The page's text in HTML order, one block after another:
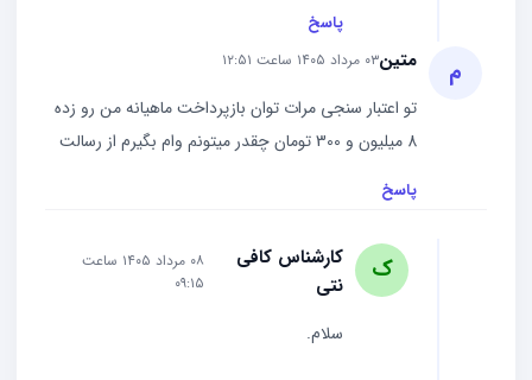
پاسخ
م متین۰۳ مرداد ۱۴۰۵ ساعت ۱۲:۵۱
تو اعتبار سنجی مرات توان بازپرداخت ماهیانه من رو زده
8 میلیون و 300 تومان چقدر میتونم وام بگیرم از رسالت
پاسخ
ک
کارشناس کافی
نتی
۰۸ مرداد ۱۴۰۵ ساعت
۰۹:۱۵
سلام.